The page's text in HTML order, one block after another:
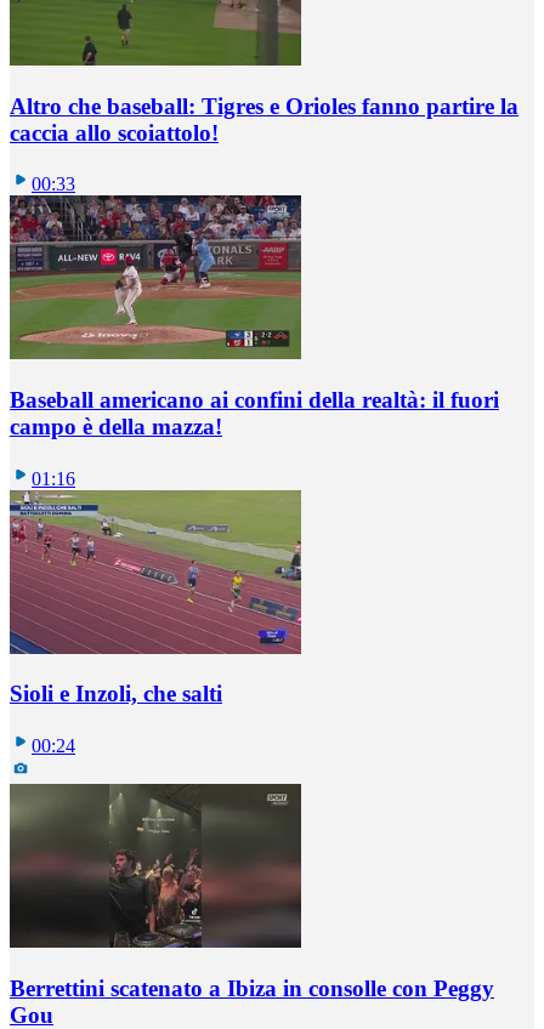
Altro che baseball: Tigres e Orioles fanno partire la
caccia allo scoiattolo!
00:33
Baseball americano ai confini della realtà: il fuori
campo è della mazza!
01:16
Sioli e Inzoli, che salti
00:24
Berrettini scatenato a Ibiza in consolle con Peggy
Gou